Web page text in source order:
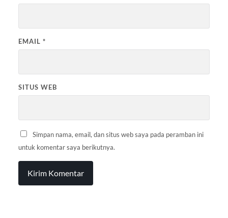
EMAIL *
SITUS WEB
Simpan nama, email, dan situs web saya pada peramban ini
untuk komentar saya berikutnya.